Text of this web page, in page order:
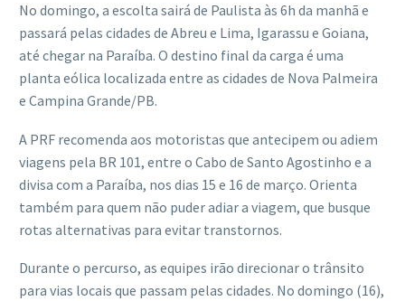
No domingo, a escolta sairá de Paulista às 6h da manhã e
passará pelas cidades de Abreu e Lima, Igarassu e Goiana,
até chegar na Paraíba. O destino final da carga é uma
planta eólica localizada entre as cidades de Nova Palmeira
e Campina Grande/PB.
A PRF recomenda aos motoristas que antecipem ou adiem
viagens pela BR 101, entre o Cabo de Santo Agostinho e a
divisa com a Paraíba, nos dias 15 e 16 de março. Orienta
também para quem não puder adiar a viagem, que busque
rotas alternativas para evitar transtornos.
Durante o percurso, as equipes irão direcionar o trânsito
para vias locais que passam pelas cidades. No domingo (16),